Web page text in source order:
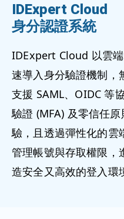
IDExpert Cloud
身分認證系統
IDExpert Cloud 以雲
速導入身分驗證機制，
支援 SAML、OIDC 等
驗證 (MFA) 及零信任
驗，且透過彈性化的雲
管理帳號與存取權限，
造安全又高效的登入環